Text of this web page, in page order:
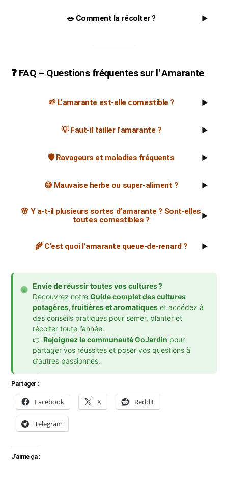
🥗 Comment la récolter ? ▶
❓ FAQ – Questions fréquentes sur l' Amarante
🌱 L’amarante est-elle comestible ? ▶
💡 Faut-il tailler l’amarante ? ▶
🛡️ Ravageurs et maladies fréquents ▶
😅 Mauvaise herbe ou super-aliment ? ▶
🌸 Y a-t-il plusieurs sortes d’amarante ? Sont-elles
toutes comestibles ?
▶
🌾 C’est quoi l’amarante queue‑de‑renard ? ▶
Envie de réussir toutes vos cultures ?
Découvrez notreGuide complet des cultures
potagères, fruitières et aromatiques et accédez à
des conseils pratiques pour semer, planter et
récolter toute l’année.
👉Rejoignez la communauté GoJardin pour
partager vos réussites et poser vos questions à
d’autres passionnés.
Partager :
Facebook X Reddit
Telegram
J’aime ça :